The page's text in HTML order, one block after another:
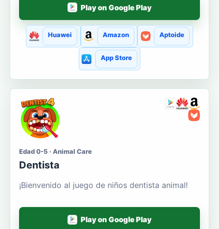
Play on Google Play
Huawei Amazon Aptoide
App Store
Edad 0-5 · Animal Care
Dentista
¡Bienvenido al juego de niños dentista animal!
Play on Google Play